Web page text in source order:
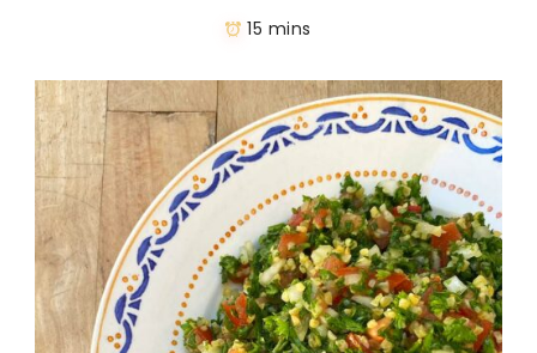
15 mins